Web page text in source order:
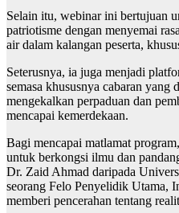
Selain itu, webinar ini bertujuan
patriotisme dengan menyemai
air dalam kalangan peserta,
Seterusnya, ia juga menjadi
semasa khususnya cabaran yang
mengekalkan perpaduan dan
mencapai kemerdekaan.
Bagi mencapai matlamat
untuk berkongsi ilmu dan
Dr. Zaid Ahmad daripada
seorang Felo Penyelidik Utama,
memberi pencerahan tentang